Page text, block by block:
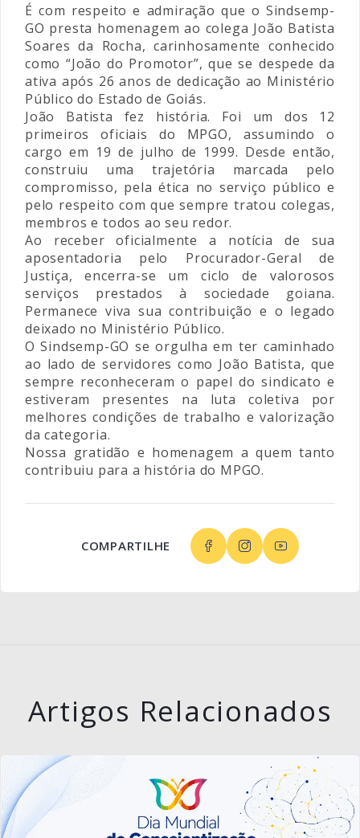
É com respeito e admiração que o Sindsemp-
GO presta homenagem ao colega João Batista
Soares da Rocha, carinhosamente conhecido
como “João do Promotor”, que se despede da
ativa após 26 anos de dedicação ao Ministério
Público do Estado de Goiás.
João Batista fez história. Foi um dos 12
primeiros oficiais do MPGO, assumindo o
cargo em 19 de julho de 1999. Desde então,
construiu uma trajetória marcada pelo
compromisso, pela ética no serviço público e
pelo respeito com que sempre tratou colegas,
membros e todos ao seu redor.
Ao receber oficialmente a notícia de sua
aposentadoria pelo Procurador-Geral de
Justiça, encerra-se um ciclo de valorosos
serviços prestados à sociedade goiana.
Permanece viva sua contribuição e o legado
deixado no Ministério Público.
O Sindsemp-GO se orgulha em ter caminhado
ao lado de servidores como João Batista, que
sempre reconheceram o papel do sindicato e
estiveram presentes na luta coletiva por
melhores condições de trabalho e valorização
da categoria.
Nossa gratidão e homenagem a quem tanto
contribuiu para a história do MPGO.
COMPARTILHE
Artigos Relacionados